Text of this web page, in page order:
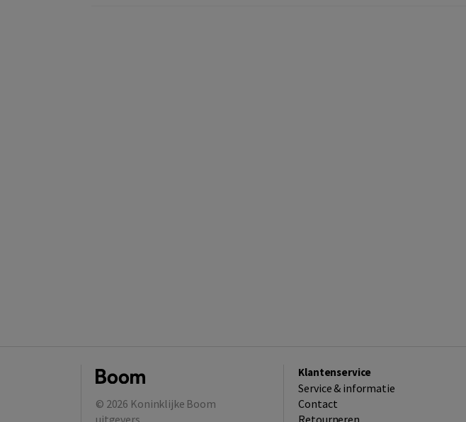
© 2026 Koninklijke Boom
uitgevers
Klantenservice
Service & informatie
Contact
Retourneren